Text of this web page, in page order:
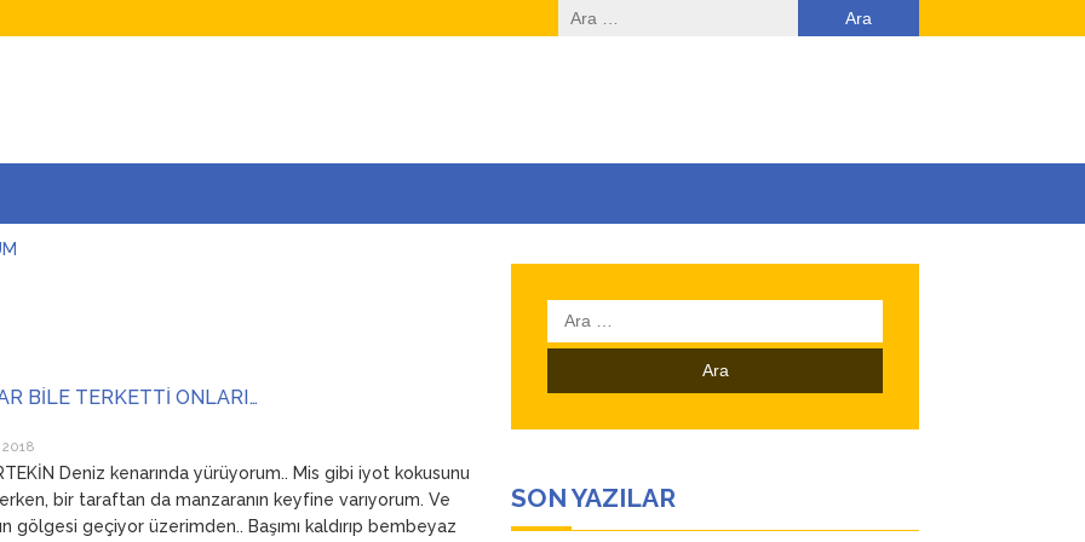
Arama:
BİLE TERKETTİ ONLARI…
Deniz kenarında yürüyorum.. Mis gibi iyot kokusunu
bir taraftan da manzaranın keyfine varıyorum. Ve
gölgesi geçiyor üzerimden.. Başımı kaldırıp bembeyaz
Arama:
SON YAZILAR